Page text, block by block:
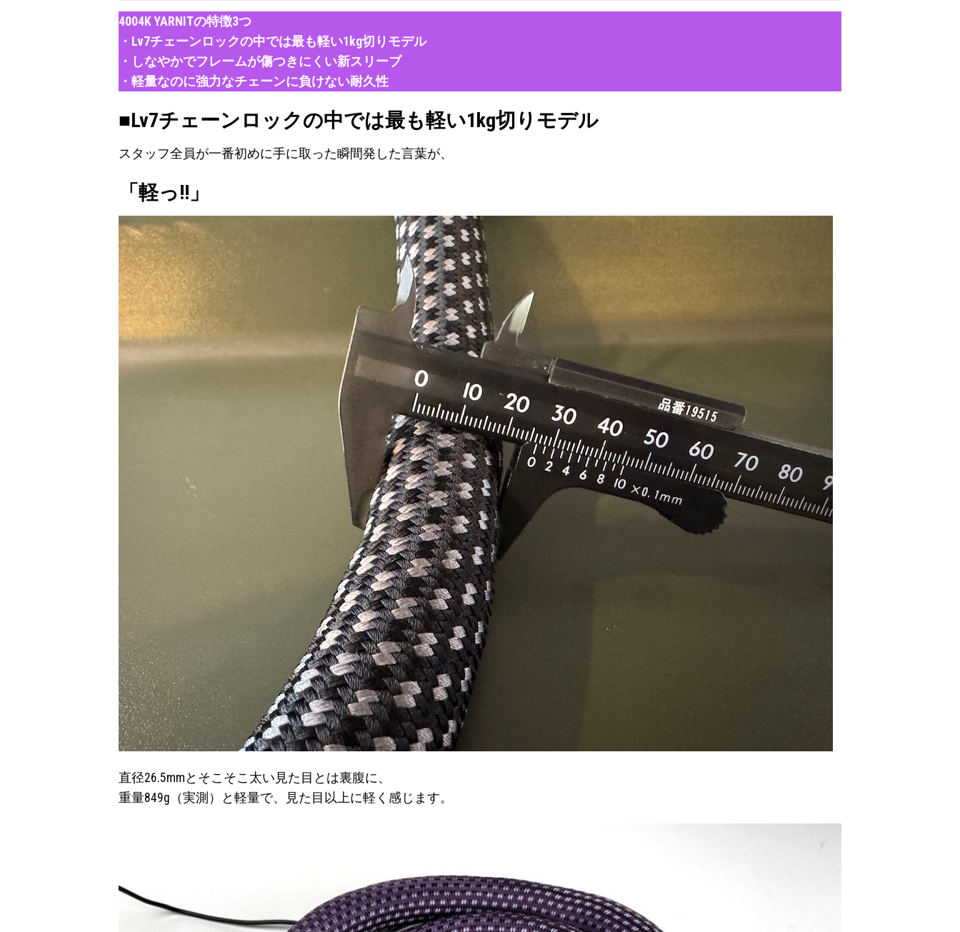
4004K YARNITの特徴3つ
・Lv7チェーンロックの中では最も軽い1kg切りモデル
・しなやかでフレームが傷つきにくい新スリーブ
・軽量なのに強力なチェーンに負けない耐久性
■Lv7チェーンロックの中では最も軽い1kg切りモデル
スタッフ全員が一番初めに手に取った瞬間発した言葉が、
「軽っ!!」
直径26.5mmとそこそこ太い見た目とは裏腹に、
重量849g（実測）と軽量で、見た目以上に軽く感じます。